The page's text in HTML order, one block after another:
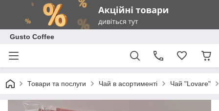
Gusto Coffee
Товари та послуги Чай в асортименті Чай "Lovare"